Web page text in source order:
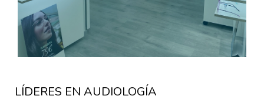
LÍDERES EN AUDIOLOGÍA